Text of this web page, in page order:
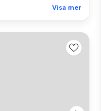
Visa mer